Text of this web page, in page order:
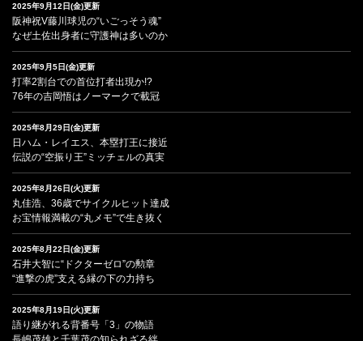
2025年9月12日(金)更新
阪神祝V藤川球児の“いごっそう魂”
なぜ土佐出身者に守護神は多いのか
2025年9月5日(金)更新
打率2割台での首位打者出現か!?
76年の吉岡悟はノーマークで載冠
2025年8月29日(金)更新
日ハム・レイエス、本塁打王に接近
伝説の“空振り王”ミッチェルの真実
2025年8月26日(火)更新
丸佳浩、36歳でサイクルヒット達成
お宝情報満載の“丸メモ”で生き抜く
2025年8月22日(金)更新
石井大智に“ドクターゼロ”の勲章
“進撃の虎”支える縁の下の力持ち
2025年8月19日(火)更新
語り継がれる背番号「3」の物語